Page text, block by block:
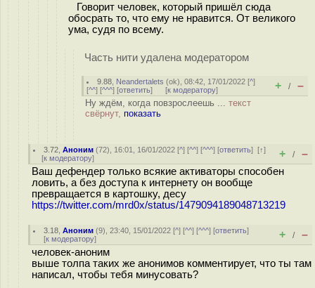
Говорит человек, который пришёл сюда
обосрать то, что ему не нравится. От великого
ума, судя по всему.
Часть нити удалена модератором
9.88 Neandertalets (ok), 08:42, 17/01/2022 [^]
[^^] [^^^] [ответить] [к модератору] + / –
Ну ждём, когда повзрослеешь ... текст
свёрнут, показать
3.72 ,Аноним (72), 16:01, 16/01/2022 [^] [^^] [^^^] [ответить][↑]
[к модератору] + / –
Ваш дефендер только всякие активаторы способен
ловить, а без доступа к интернету он вообще
превращается в картошку, десу
https://twitter.com/mrd0x/status/1479094189048713219
3.18 ,Аноним (9), 23:40, 15/01/2022 [^] [^^] [^^^] [ответить]
[к модератору] + / –
человек-аноним
выше толпа таких же анонимов комментирует, что ты там
написал, чтобы тебя минусовать?